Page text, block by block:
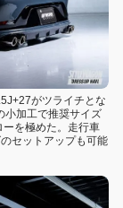
がツライチとな
小加工で推奨サイズ
を極めた。走行車
セットアップも可能